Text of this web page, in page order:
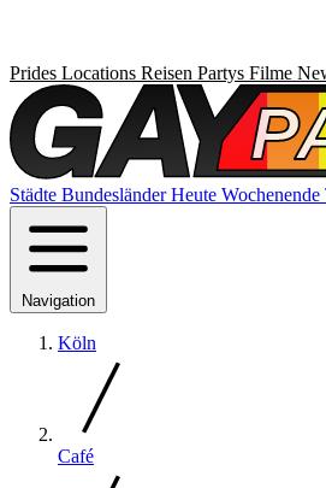
Prides Locations Reisen Partys Filme
Städte BundesländerHeute Wochenende
Navigation
Köln
Café